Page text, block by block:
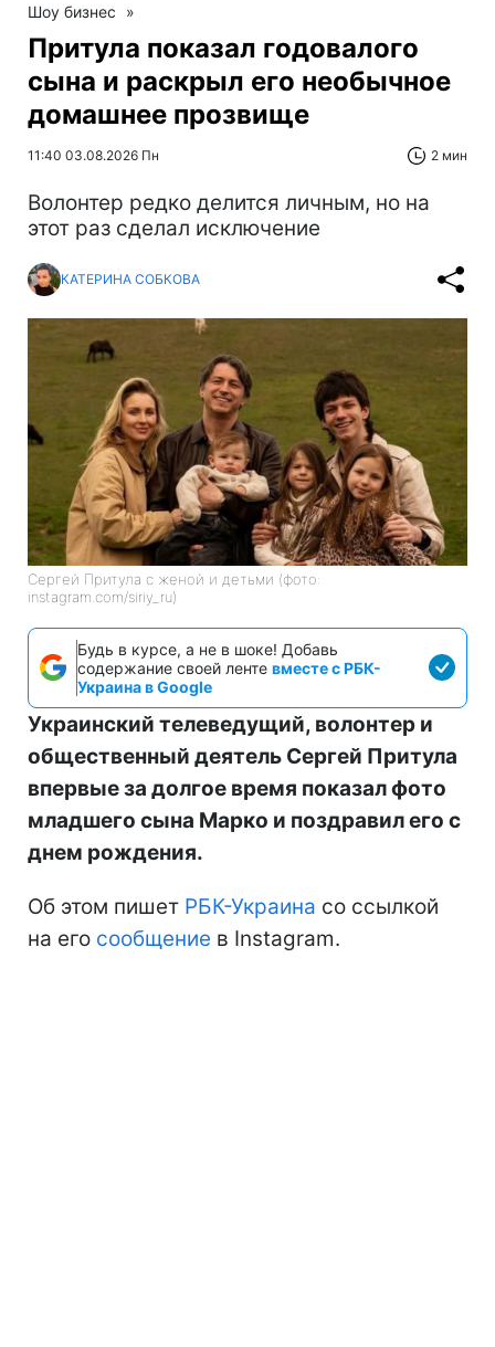
Шоу бизнес »
Притула показал годовалого
сына и раскрыл его необычное
домашнее прозвище
11:40 03.08.2026 Пн 2 мин
Волонтер редко делится личным, но на
этот раз сделал исключение
КАТЕРИНА СОБКОВА
Сергей Притула с женой и детьми (фото:
instagram.com/siriy_ru)
Будь в курсе, а не в шоке! Добавь
содержание своей ленте вместе с РБК-
Украина в Google
Украинский телеведущий, волонтер и
общественный деятель Сергей Притула
впервые за долгое время показал фото
младшего сына Марко и поздравил его с
днем рождения.
Об этом пишет РБК-Украина со ссылкой
на его сообщение в Instagram.